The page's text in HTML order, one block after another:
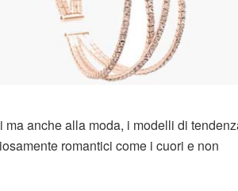
anche alla moda, i modelli di
romantici come i cuori e non